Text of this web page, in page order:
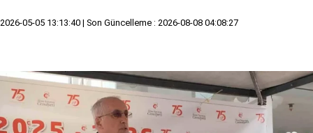
2026-05-05 13:13:40 | Son Güncelleme : 2026-08-08 04:08:27